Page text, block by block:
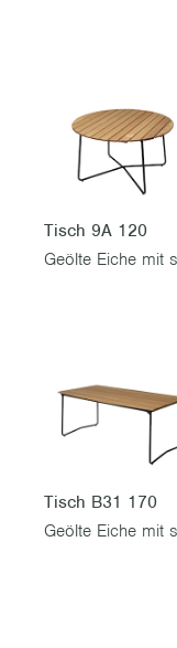
Tisch 9A 120
Tisch B31 170